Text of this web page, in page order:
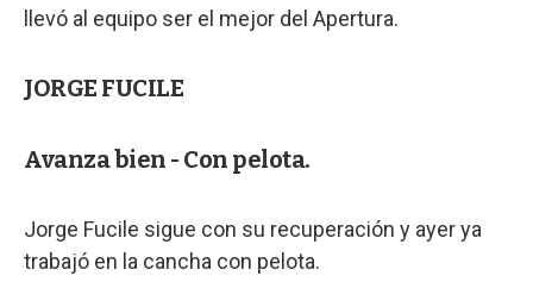
llevó al equipo ser el mejor del Apertura.
JORGE FUCILE
Avanza bien - Con pelota.
Jorge Fucile sigue con su recuperación y ayer ya
trabajó en la cancha con pelota.